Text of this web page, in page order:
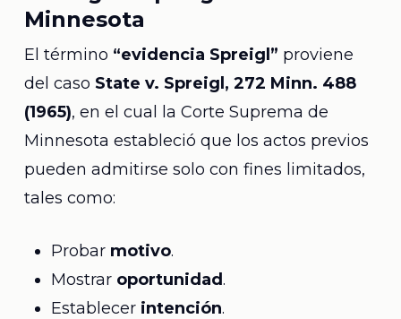
Minnesota
El término “evidencia Spreigl” proviene
del caso State v. Spreigl, 272 Minn. 488
(1965), en el cual la Corte Suprema de
Minnesota estableció que los actos previos
pueden admitirse solo con fines limitados,
tales como:
Probar motivo.
Mostrar oportunidad.
Establecer intención.